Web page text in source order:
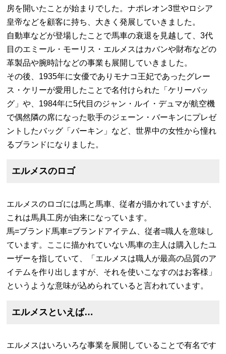
房を開いたことが始まりでした。ナポレオン3世やロシア
皇帝などを顧客に持ち、大きく発展していきました。
自動車などが登場したことで馬車の衰退を見越して、3代
目のエミール・モーリス・エルメスはカバンや財布などの
革製品や腕時計などの事業も展開していきました。
その後、1935年に女優でありモナコ王妃であったグレー
ス・ケリーが愛用したことで名付けられた「ケリーバッ
グ」や、1984年に5代目のジャン・ルイ・デュマが航空機
で偶然隣の席になった歌手のジェーン・バーキンにプレゼ
ントしたバッグ「バーキン」など、世界中の女性から憧れ
るブランドになりました。
エルメスのロゴ
エルメスのロゴには馬と馬車、従者が描かれていますが、
これは馬具工房が由来になっています。
馬=ブランド馬車=ブランドアイテム、従者=職人を意味し
ています。ここに描かれていない馬車の主人は購入したユ
ーザーを指していて、「エルメスは職人が最高の品質のア
イテムを作り出しますが、それを使いこなすのはお客様」
というような意味が込められていると言われています。
エルメスといえば…
エルメスはいろいろな事業を展開していることで有名です